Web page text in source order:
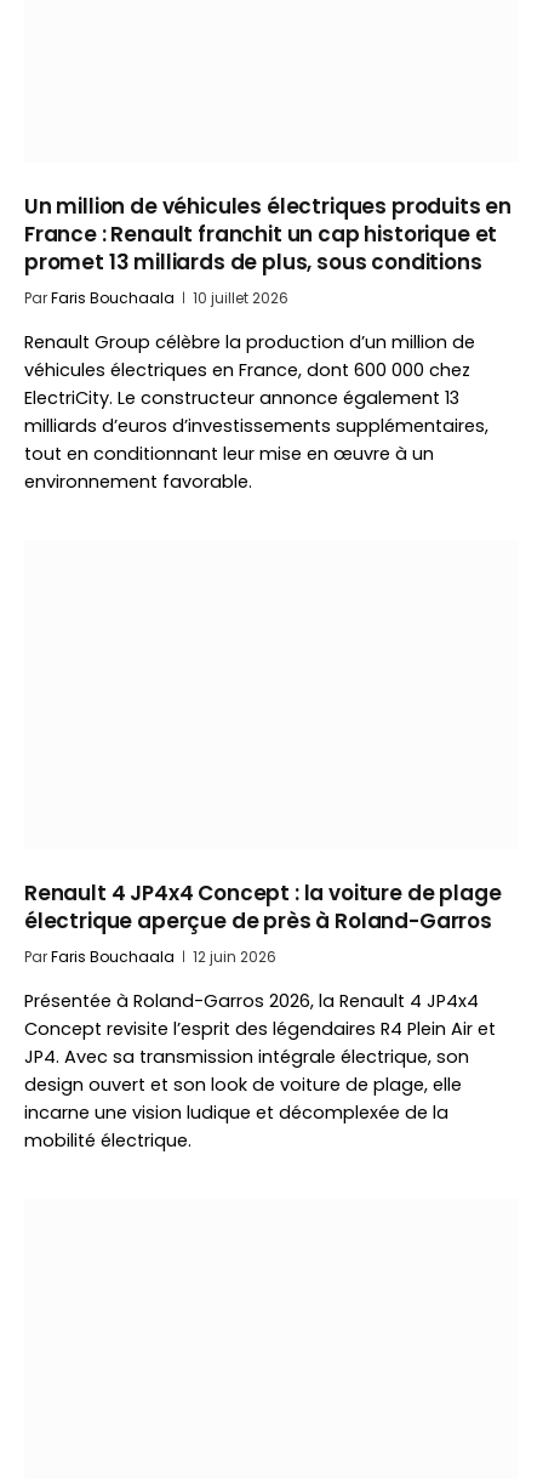
Un million de véhicules électriques produits en
France : Renault franchit un cap historique et
promet 13 milliards de plus, sous conditions
ParFaris Bouchaala 10 juillet 2026
Renault Group célèbre la production d’un million de
véhicules électriques en France, dont 600 000 chez
ElectriCity. Le constructeur annonce également 13
milliards d’euros d’investissements supplémentaires,
tout en conditionnant leur mise en œuvre à un
environnement favorable.
Renault 4 JP4x4 Concept : la voiture de plage
électrique aperçue de près à Roland-Garros
ParFaris Bouchaala 12 juin 2026
Présentée à Roland-Garros 2026, la Renault 4 JP4x4
Concept revisite l’esprit des légendaires R4 Plein Air et
JP4. Avec sa transmission intégrale électrique, son
design ouvert et son look de voiture de plage, elle
incarne une vision ludique et décomplexée de la
mobilité électrique.